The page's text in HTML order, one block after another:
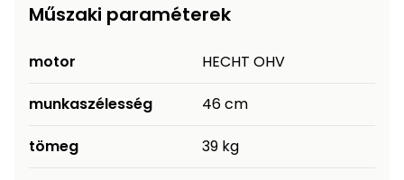
Műszaki paraméterek
motor HECHT OHV
munkaszélesség 46 cm
tömeg 39 kg